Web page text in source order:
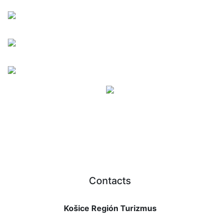
Contacts
Košice Región Turizmus